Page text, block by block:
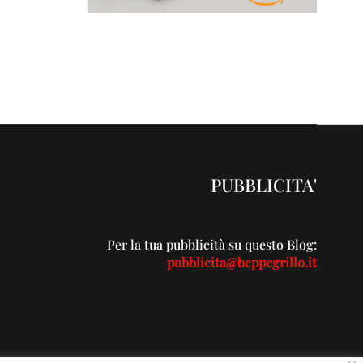
PUBBLICITA'
Per la tua pubblicità su questo Blog:
pubblicita@beppegrillo.it